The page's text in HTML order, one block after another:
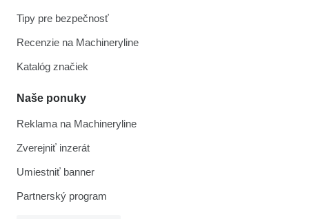
Tipy pre bezpečnosť
Recenzie na Machineryline
Katalóg značiek
Naše ponuky
Reklama na Machineryline
Zverejniť inzerát
Umiestniť banner
Partnerský program